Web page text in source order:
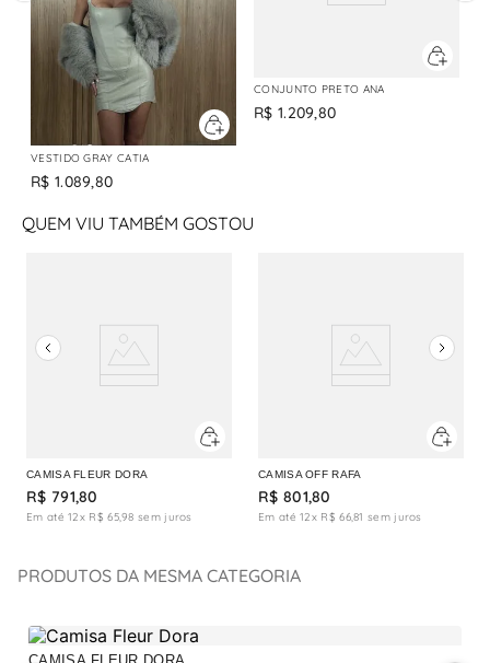
VESTIDO GRAY CATIA
R$ 1.089,80
CONJUNTO PRETO ANA
R$ 1.209,80
QUEM VIU TAMBÉM GOSTOU
CAMISA FLEUR DORA
R$ 791,80
Em até12x R$ 65,98 sem juros
CAMISA OFF RAFA
R$ 801,80
Em até12x R$ 66,81 sem juros
PRODUTOS DA MESMA CATEGORIA